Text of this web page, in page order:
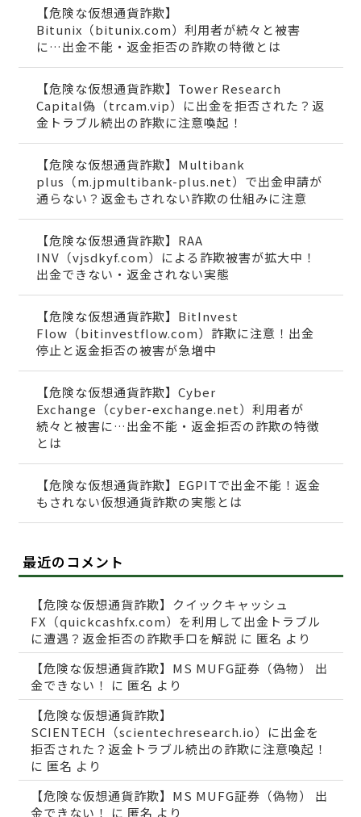
【危険な仮想通貨詐欺】
Bitunix（bitunix.com）利用者が続々と被害
に…出金不能・返金拒否の詐欺の特徴とは
【危険な仮想通貨詐欺】Tower Research
Capital偽（trcam.vip）に出金を拒否された？返
金トラブル続出の詐欺に注意喚起！
【危険な仮想通貨詐欺】Multibank
plus（m.jpmultibank-plus.net）で出金申請が
通らない？返金もされない詐欺の仕組みに注意
【危険な仮想通貨詐欺】RAA
INV（vjsdkyf.com）による詐欺被害が拡大中！
出金できない・返金されない実態
【危険な仮想通貨詐欺】BitInvest
Flow（bitinvestflow.com）詐欺に注意！出金
停止と返金拒否の被害が急増中
【危険な仮想通貨詐欺】Cyber
Exchange（cyber-exchange.net）利用者が
続々と被害に…出金不能・返金拒否の詐欺の特徴
とは
【危険な仮想通貨詐欺】EGPITで出金不能！返金
もされない仮想通貨詐欺の実態とは
最近のコメント
【危険な仮想通貨詐欺】クイックキャッシュ
FX（quickcashfx.com）を利用して出金トラブル
に遭遇？返金拒否の詐欺手口を解説 に 匿名 より
【危険な仮想通貨詐欺】MS MUFG証券（偽物） 出
金できない！
に 匿名 より
【危険な仮想通貨詐欺】
SCIENTECH（scientechresearch.io）に出金を
拒否された？返金トラブル続出の詐欺に注意喚起！
に 匿名 より
【危険な仮想通貨詐欺】MS MUFG証券（偽物） 出
金できない！
に 匿名 より